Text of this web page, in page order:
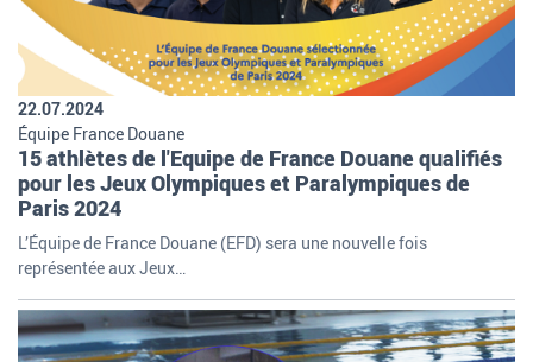
22.07.2024
Équipe France Douane
15 athlètes de l'Equipe de France Douane qualifiés
pour les Jeux Olympiques et Paralympiques de
Paris 2024
L’Équipe de France Douane (EFD) sera une nouvelle fois
représentée aux Jeux…